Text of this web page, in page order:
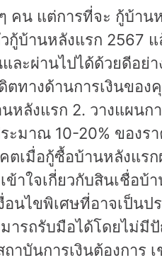
คน แต่การที่จะ กู้บ้
บ้านหลังแรก 2567
ะผ่านไปได้ด้วยดีอย่
ทางด้านการเงินขอ
ลังแรก 2. วางแผน
มาณ 10-20% ของ
ตเมื่อกู้ซื้อบ้านหลังแ
าใจเกี่ยวกับสินเชื่อ
อนไขพิเศษที่อาจเป็
ารถรับมือได้โดยไม่
าบันการเงินต้องการ